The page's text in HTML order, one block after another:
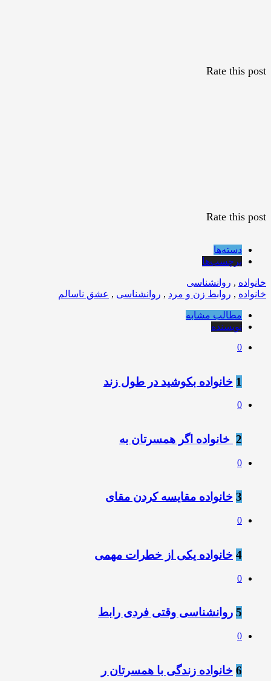
Rate this post
Rate this post
دسته‌ها
برچسب‌ها
خانواده , روانشناسی
خانواده , روابط زن و مرد , روانشناسی , عشق ناسالم
مطالب مشابه
نویسنده
0
1 خانواده بکوشید در طول زند
0
2 ‍ خانواده اگر همسرتان به
0
3 خانواده مقایسه کردن مقای
0
4 خانواده یکی از خطرات مهمی
0
5 روانشناسی وقتی فردی رابط
0
6 خانواده زندگی با همسرتان ر